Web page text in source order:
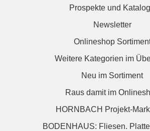
Prospekte und
Newsletter
Onlineshop
Weitere Kategorien im
Neu im Sortiment
Raus damit im
HORNBACH Projekt-
BODENHAUS: Fliesen.